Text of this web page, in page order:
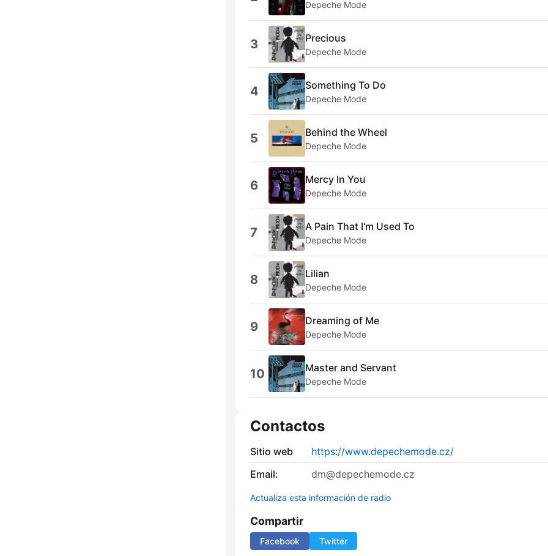
Depeche Mode
3 Precious
Depeche Mode
4 Something To Do
Depeche Mode
5 Behind the Wheel
Depeche Mode
6 Mercy In You
Depeche Mode
7 A Pain That I'm Used To
Depeche Mode
8 Lilian
Depeche Mode
9 Dreaming of Me
Depeche Mode
10 Master and Servant
Depeche Mode
Contactos
Sitio web
https://www.depechemode.cz/
Email:
dm@depechemode.cz
Actualiza esta información de radio
Compartir
Facebook Twitter